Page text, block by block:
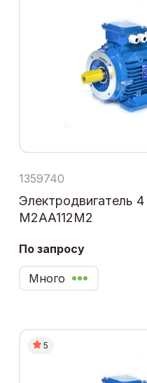
1359740
Электродвигатель
M2AA112M2
По запросу
Много
5